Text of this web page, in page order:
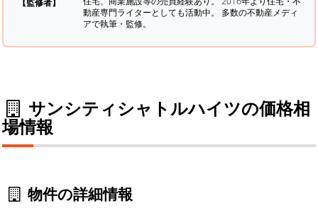
【監修者】
動産専門ライターとしても活動中。 多数の不動産メディ
アで執筆・監修。
サンシティシャトルハイツの価格相
場情報
物件の詳細情報